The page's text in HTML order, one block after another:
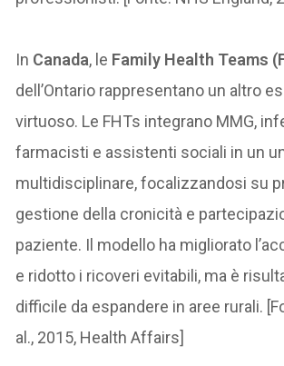
In Canada, le Family Health Teams
dell’Ontario rappresentano un altro
virtuoso. Le FHTs integrano MMG,
farmacisti e assistenti sociali in un
multidisciplinare, focalizzandosi su
gestione della cronicità e
paziente. Il modello ha migliorato
e ridotto i ricoveri evitabili, ma è
difficile da espandere in aree rurali.
al., 2015, Health Affairs]